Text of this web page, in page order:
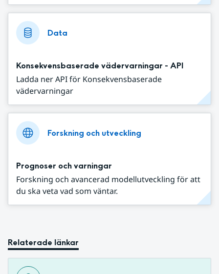
Data
Konsekvensbaserade vädervarningar - API
Ladda ner API för Konsekvensbaserade
vädervarningar
Forskning och utveckling
Prognoser och varningar
Forskning och avancerad modellutveckling för att
du ska veta vad som väntar.
Relaterade länkar